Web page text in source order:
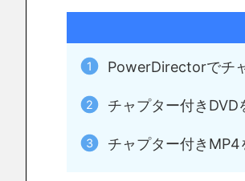
PowerDirectorでチ
チャプター付きDVD
チャプター付き